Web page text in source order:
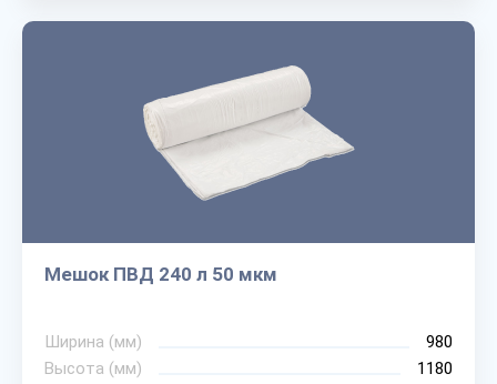
Мешок ПВД 240 л 50 мкм
Ширина (мм)
980
Высота (мм)
1180